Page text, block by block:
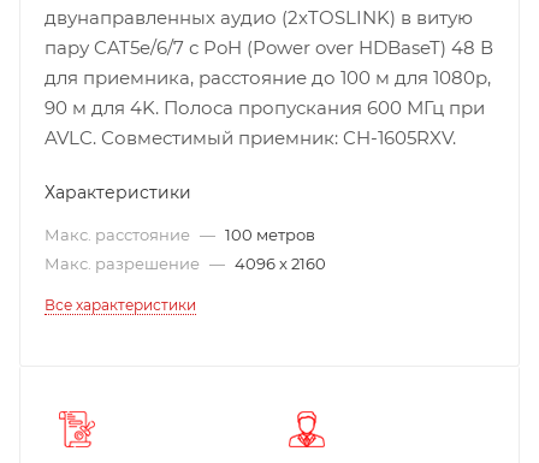
двунаправленных аудио (2хTOSLINK) в витую
пару CAT5e/6/7 с PoH (Power over HDBaseT) 48 В
для приемника, расстояние до 100 м для 1080p,
90 м для 4K. Полоса пропускания 600 МГц при
AVLC. Совместимый приемник: CH-1605RXV.
Характеристики
Макс. расстояние — 100 метров
Макс. разрешение — 4096 x 2160
Все характеристики